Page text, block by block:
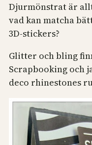
Djurmönstrat är
vad kan matcha
3D-stickers?
Glitter och bling
Scrapbooking och
deco rhinestones